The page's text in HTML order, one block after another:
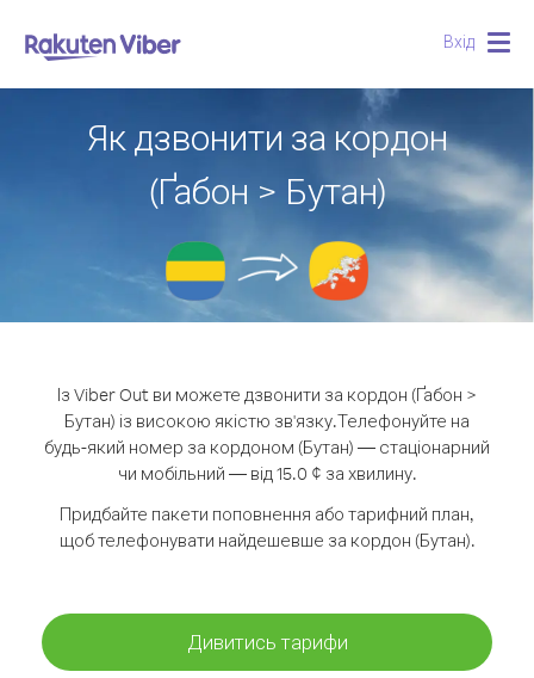
Вхід
Як дзвонити за кордон
(Ґабон > Бутан)
Із Viber Out ви можете дзвонити за кордон (Ґабон >
Бутан) із високою якістю зв'язку.Телефонуйте на
будь-який номер за кордоном (Бутан) — стаціонарний
чи мобільний — від 15.0 ¢ за хвилину.
Придбайте пакети поповнення або тарифний план,
щоб телефонувати найдешевше за кордон (Бутан).
Дивитись тарифи